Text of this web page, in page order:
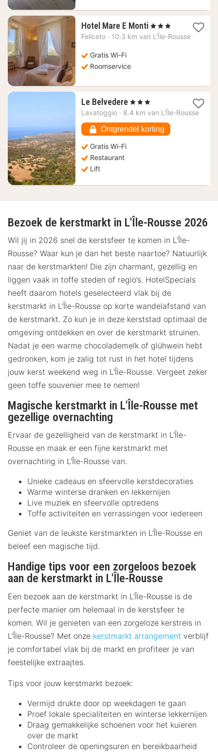
Hotel Mare E Monti 1
nacht
, 3 Sterren
Feliceto · 10.3 km van L'Île-Rousse
Gratis Wi-Fi
Roomservice
Le Belvedere 1
nacht
222,31
€
, 3 Sterren
Lavatoggio · 8.4 km van L'Île-Rousse
Ontgrendel korting
Gratis Wi-Fi
Restaurant
Lift
Bezoek de kerstmarkt in L'Île-Rousse 2026
Wil jij in 2026 snel de kerstsfeer te komen in L'Île-
Rousse? Waar kun je dan het beste naartoe? Natuurlijk
naar de kerstmarkten! Die zijn charmant, gezellig en
liggen vaak in toffe steden of regio’s. HotelSpecials
heeft daarom hotels geselecteerd vlak bij de
kerstmarkt in L'Île-Rousse op korte wandelafstand van
de kerstmarkt. Zo kun je in deze kerststad optimaal de
omgeving ontdekken en over de kerstmarkt struinen.
Nadat je een warme chocolademelk of glühwein hebt
gedronken, kom je zalig tot rust in het hotel tijdens
jouw kerst weekend weg in L'Île-Rousse. Vergeet zeker
geen toffe souvenier mee te nemen!
Magische kerstmarkt in L'Île-Rousse met
gezellige overnachting
Ervaar de gezelligheid van de kerstmarkt in L'Île-
Rousse en maak er een fijne kerstmarkt met
overnachting in L'Île-Rousse van.
Unieke cadeaus en sfeervolle kerstdecoraties
Warme winterse dranken en lekkernijen
Live muziek en sfeervolle optredens
Toffe activiteiten en verrassingen voor iedereen
Geniet van de leukste kerstmarkten in L'Île-Rousse en
beleef een magische tijd.
Handige tips voor een zorgeloos bezoek
aan de kerstmarkt in L'Île-Rousse
Een bezoek aan de kerstmarkt in L'Île-Rousse is de
perfecte manier om helemaal in de kerstsfeer te
komen. Wil je genieten van een zorgeloze kerstreis in
L'Île-Rousse? Met onze kerstmarkt arrangement verblijf
je comfortabel vlak bij de markt en profiteer je van
feestelijke extraajtes.
Tips voor jouw kerstmarkt bezoek:
Vermijd drukte door op weekdagen te gaan
Proef lokale specialiteiten en winterse lekkernijen
Draag gemakkelijke schoenen voor het kuieren
over de markt
Controleer de openingsuren en bereikbaarheid